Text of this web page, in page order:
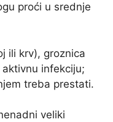
proći u srednje
ili krv), groznica
infekciju;
treba prestati.
veliki